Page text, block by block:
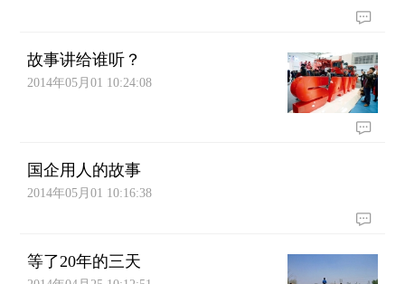
故事讲给谁听？
2014年05月01 10:24:08
国企用人的故事
2014年05月01 10:16:38
等了20年的三天